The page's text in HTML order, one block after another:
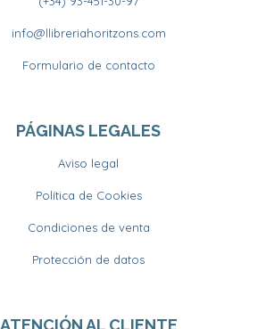
info@llibreriahoritzons.com
Formulario de contacto
PÁGINAS LEGALES
Aviso legal
Política de Cookies
Condiciones de venta
Protección de datos
ATENCIÓN AL CLIENTE